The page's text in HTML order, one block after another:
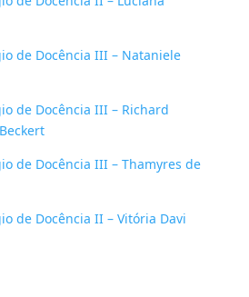
de Docência III – Nataniele
de Docência III – Richard
de Docência III – Thamyres de
de Docência II – Vitória Davi